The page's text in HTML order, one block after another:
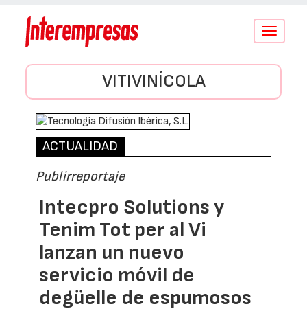
Conmutar
VITIVINÍCOLA
ACTUALIDAD
Publirreportaje
Intecpro Solutions y
Tenim Tot per al Vi
lanzan un nuevo
servicio móvil de
degüelle de espumosos